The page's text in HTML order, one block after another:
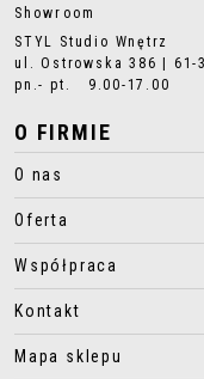
Showroom
STYL Studio Wnętrz
ul. Ostrowska 386 | 61-
pn.- pt. 9.00-17.00
O FIRMIE
O nas
Oferta
Współpraca
Kontakt
Mapa sklepu